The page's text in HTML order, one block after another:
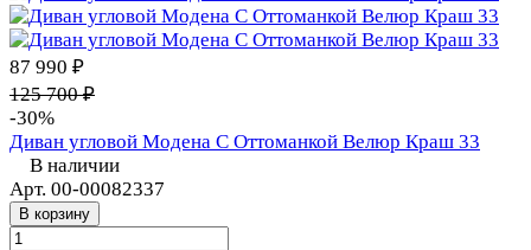
87 990 ₽
125 700 ₽
-30%
Диван угловой Модена С Оттоманкой Велюр Краш 33
В наличии
Арт. 00-00082337
В корзину